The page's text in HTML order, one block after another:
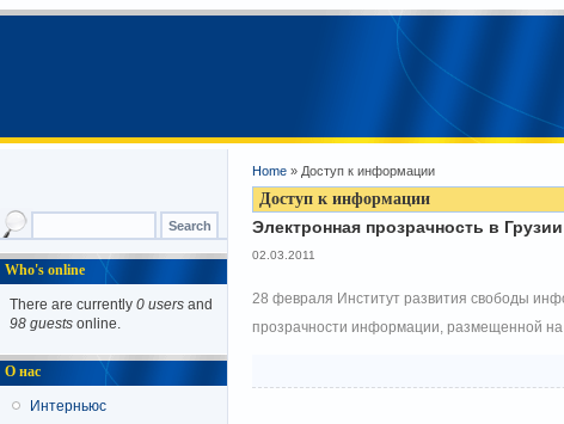
Home » Доступ к информации
Доступ к информации
Электронная прозрачность в Грузии
02.03.2011
28 февраля Институт развития свободы
прозрачности информации, размещенной на
Who's online
There are currently 0 users and
98 guests online.
О нас
Интерньюс